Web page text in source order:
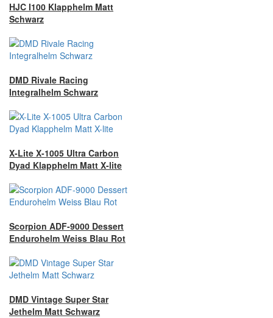
HJC I100 Klapphelm Matt
Schwarz
DMD Rivale Racing
Integralhelm Schwarz
X-Lite X-1005 Ultra Carbon
Dyad Klapphelm Matt X-lite
Scorpion ADF-9000 Dessert
Endurohelm Weiss Blau Rot
DMD Vintage Super Star
Jethelm Matt Schwarz